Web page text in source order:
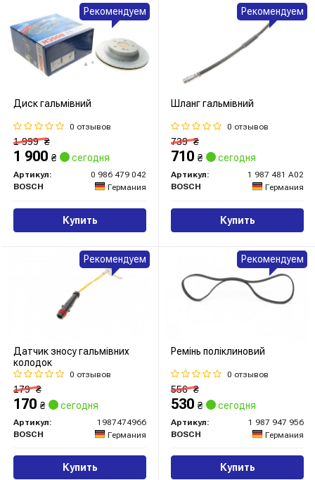
Диск гальмівний
0 отзывов
1 999₴
1 900 ₴ сегодня
Артикул:
0 986 479 042
BOSCH
Германия
Купить
Рекомендуем
Шланг гальмівний
0 отзывов
739₴
710 ₴ сегодня
Артикул:
1 987 481 A02
BOSCH
Германия
Купить
Рекомендуем
Датчик зносу гальмівних
колодок
0 отзывов
179₴
170 ₴ сегодня
Артикул:
1987474966
BOSCH
Германия
Купить
Рекомендуем
Ремінь поліклиновий
0 отзывов
556₴
530 ₴ сегодня
Артикул:
1 987 947 956
BOSCH
Германия
Купить
Рекомендуем